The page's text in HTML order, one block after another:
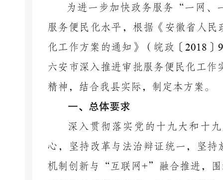
为进一步加快政务服务 “一网、
服务便民化水平，根据《安徽省人
化工作方案的通知》（皖政〔2018 〕
六安市深入推进审批服务便民化工作
精神，结合我县实际，制定本方案。
一、总体要求
深入贯彻落实党的十九大和十
心，坚持改革与法治辩证统一，坚
机制创新与
“互联网+”融合推进，